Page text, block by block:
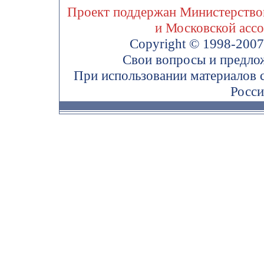
Проект поддержан
и Московской
Copyright © 1998-
Свои вопросы и
При использовании